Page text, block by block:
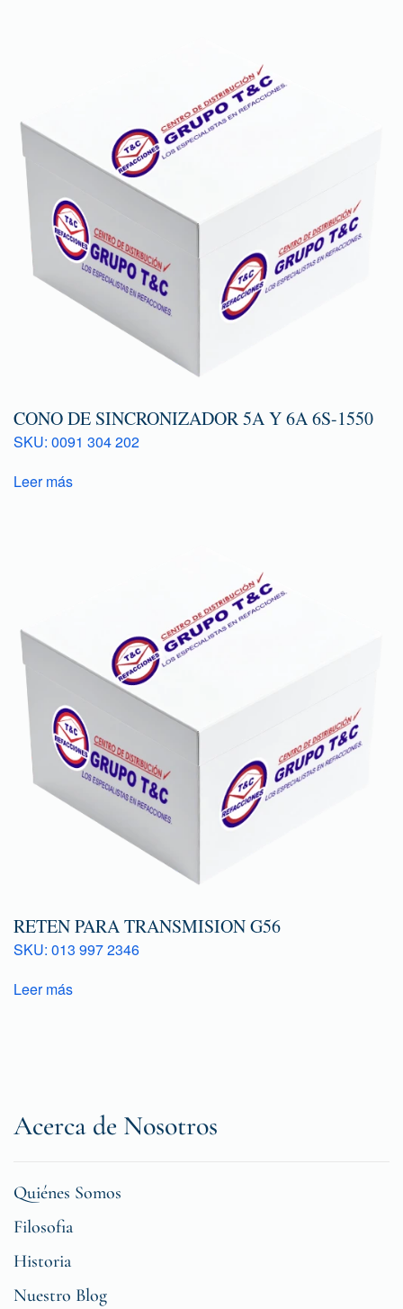
CONO DE SINCRONIZADOR 5A Y 6A 6S-1550
SKU: 0091 304 202
Leer más
RETEN PARA TRANSMISION G56
SKU: 013 997 2346
Leer más
Acerca de Nosotros
Quiénes Somos
Filosofia
Historia
Nuestro Blog